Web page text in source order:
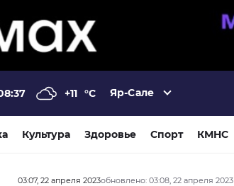
+11 °C Яр-Сале
Культура Здоровье Спорт КМНС
03:07, 22 апреля 2023обновлено: 03:08, 22 апреля 2023